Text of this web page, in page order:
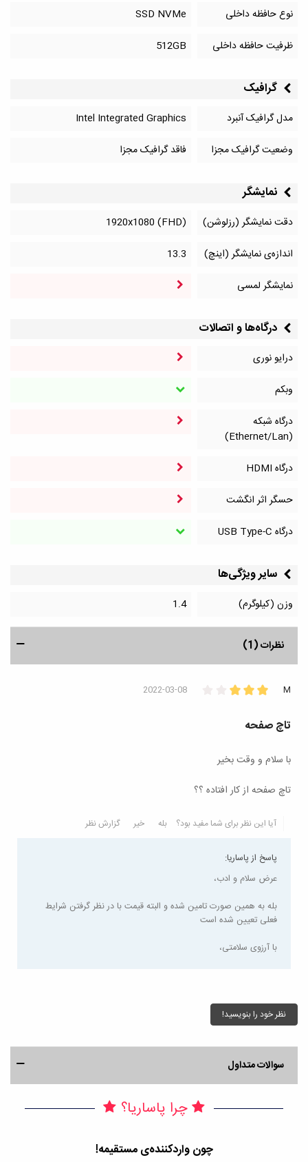
نوع حافظه داخلی
SSD NVMe
ظرفیت حافظه داخلی
512GB
گرافیک
مدل گرافیک آنبرد
Intel Integrated Graphics
وضعیت گرافیک مجزا
فاقد گرافیک مجزا
نمایشگر
دقت نمایشگر (رزلوشن)
1920x1080 (FHD)
اندازه‌ی نمایشگر (اینچ)
13.3
نمایشگر لمسی
درگاه‌ها و اتصالات
درایو نوری
وبکم
درگاه شبکه
(Ethernet/Lan)
درگاه HDMI
حسگر اثر انگشت
درگاه‌ USB Type-C
سایر ویژگی‌ها
وزن (کیلوگرم) 1.4
نظرات (1)
M
2022-03-08
تاچ صفحه
با سلام و وقت بخیر
تاچ صفحه از کار افتاده ؟؟
آیا این نظر برای شما مفید بود؟ بله خیر گزارش نظر
پاسخ از پاساریا:
عرض سلام و ادب،
بله به همین صورت تامین شده و البته قیمت با در نظر گرفتن شرایط
فعلی تعیین شده است
با آرزوی سلامتی،
نظر خود را بنویسید!
سوالات متداول
چرا پاساریا؟
چون واردکننده‌ی مستقیمه!